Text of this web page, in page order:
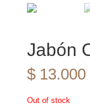
Jabón
$13.000
Out of stock